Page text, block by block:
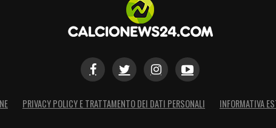
PRIVACY POLICY E TRATTAMENTO DEI DATI PERSONALI INFORMATIVA